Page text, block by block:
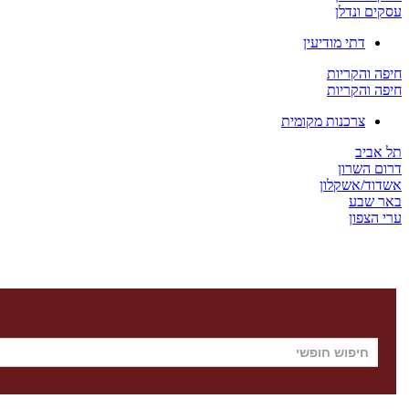
עסקים ונדלן
דתי מודיעין
חיפה והקריות
חיפה והקריות
צרכנות מקומית
תל אביב
דרום השרון
אשדוד/אשקלון
באר שבע
ערי הצפון